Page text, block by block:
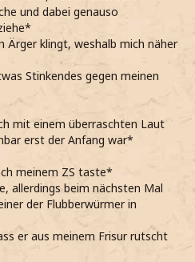
und dabei genauso
Ärger klingt, weshalb mich näher
Stinkendes gegen meinen
mit einem überraschten Laut
erst der Anfang war*
meinem ZS taste*
allerdings beim nächsten Mal
der Flubberwürmer in
er aus meinem Frisur rutscht